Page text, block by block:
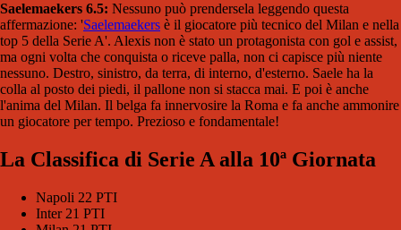
Saelemaekers 6.5: Nessuno può prendersela leggendo questa
affermazione: 'Saelemaekers è il giocatore più tecnico del Milan e nella
top 5 della Serie A'. Alexis non è stato un protagonista con gol e assist,
ma ogni volta che conquista o riceve palla, non ci capisce più niente
nessuno. Destro, sinistro, da terra, di interno, d'esterno. Saele ha la
colla al posto dei piedi, il pallone non si stacca mai. E poi è anche
l'anima del Milan. Il belga fa innervosire la Roma e fa anche ammonire
un giocatore per tempo. Prezioso e fondamentale!
La Classifica di Serie A alla 10ª Giornata
Napoli 22 PTI
Inter 21 PTI